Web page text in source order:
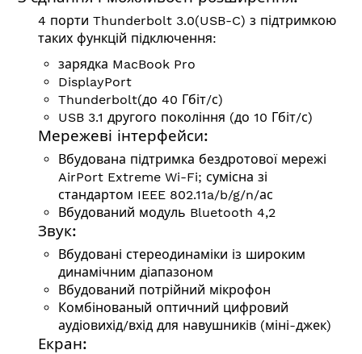
4 порти Thunderbolt 3.0(USB-C) з підтримкою
таких функцій підключення:
зарядка MacBook Pro
DisplayPort
Thunderbolt(до 40 Гбіт/с)
USB 3.1 другого покоління (до 10 Гбіт/с)
Мережеві інтерфейси:
Вбудована підтримка бездротової мережі
AirPort Extreme Wi-Fi; сумісна зі
стандартом IEEE 802.11a/b/g/n/ас
Вбудований модуль Bluetooth 4,2
Звук:
Вбудовані стереодинаміки із широким
динамічним діапазоном
Вбудований потрійний мікрофон
Комбінованый оптичний цифровий
аудіовихід/вхід для навушників (міні-джек)
Екран: